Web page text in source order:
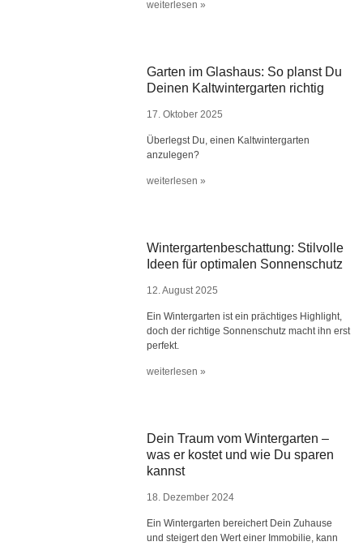
weiterlesen »
Garten im Glashaus: So planst Du
Deinen Kaltwintergarten richtig
17. Oktober 2025
Überlegst Du, einen Kaltwintergarten
anzulegen?
weiterlesen »
Wintergartenbeschattung: Stilvolle
Ideen für optimalen Sonnenschutz
12. August 2025
Ein Wintergarten ist ein prächtiges Highlight,
doch der richtige Sonnenschutz macht ihn erst
perfekt.
weiterlesen »
Dein Traum vom Wintergarten –
was er kostet und wie Du sparen
kannst
18. Dezember 2024
Ein Wintergarten bereichert Dein Zuhause
und steigert den Wert einer Immobilie, kann